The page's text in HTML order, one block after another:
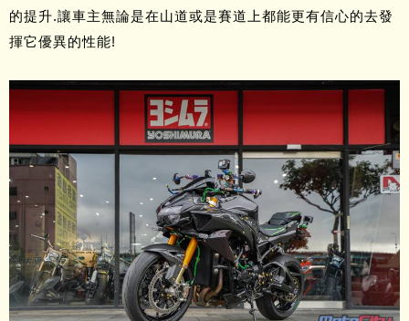
的提升.讓車主無論是在山道或是賽道上都能更有信心的去發
揮它優異的性能!